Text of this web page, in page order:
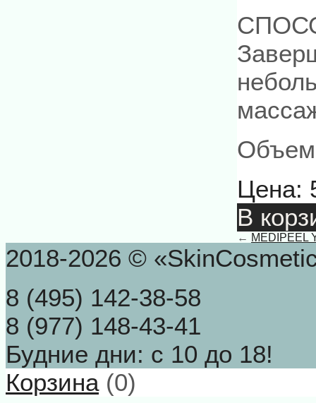
Цена:
В
← MEDIPEEL
2018-2026 ©
8 (495) 142-38-58
8 (977) 148-43-41
Будние дни: с 10 до 18!
Корзина(0)